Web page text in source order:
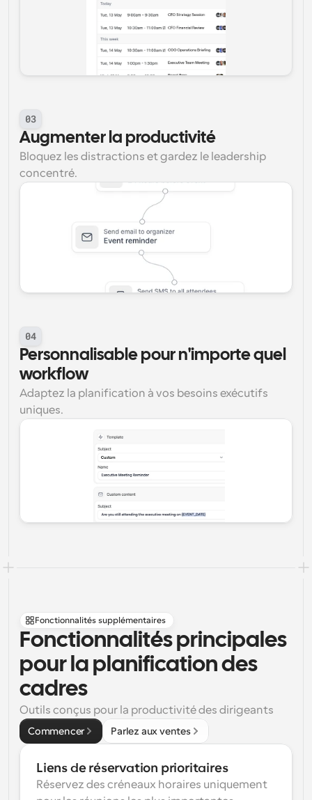
03
Augmenter la productivité
Bloquez les distractions et gardez le leadership
concentré.
04
Personnalisable pour n'importe quel
workflow
Adaptez la planification à vos besoins exécutifs
uniques.
Fonctionnalités supplémentaires
Fonctionnalités principales
pour la planification des
cadres
Outils conçus pour la productivité des dirigeants
Commencer Parlez aux ventes
Liens de réservation prioritaires
Réservez des créneaux horaires uniquement